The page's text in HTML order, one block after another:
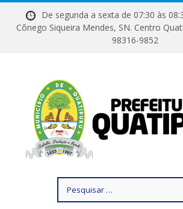
De segunda a sexta de 07:30
Cônego Siqueira Mendes, SN. Centro
98316-9852
por: